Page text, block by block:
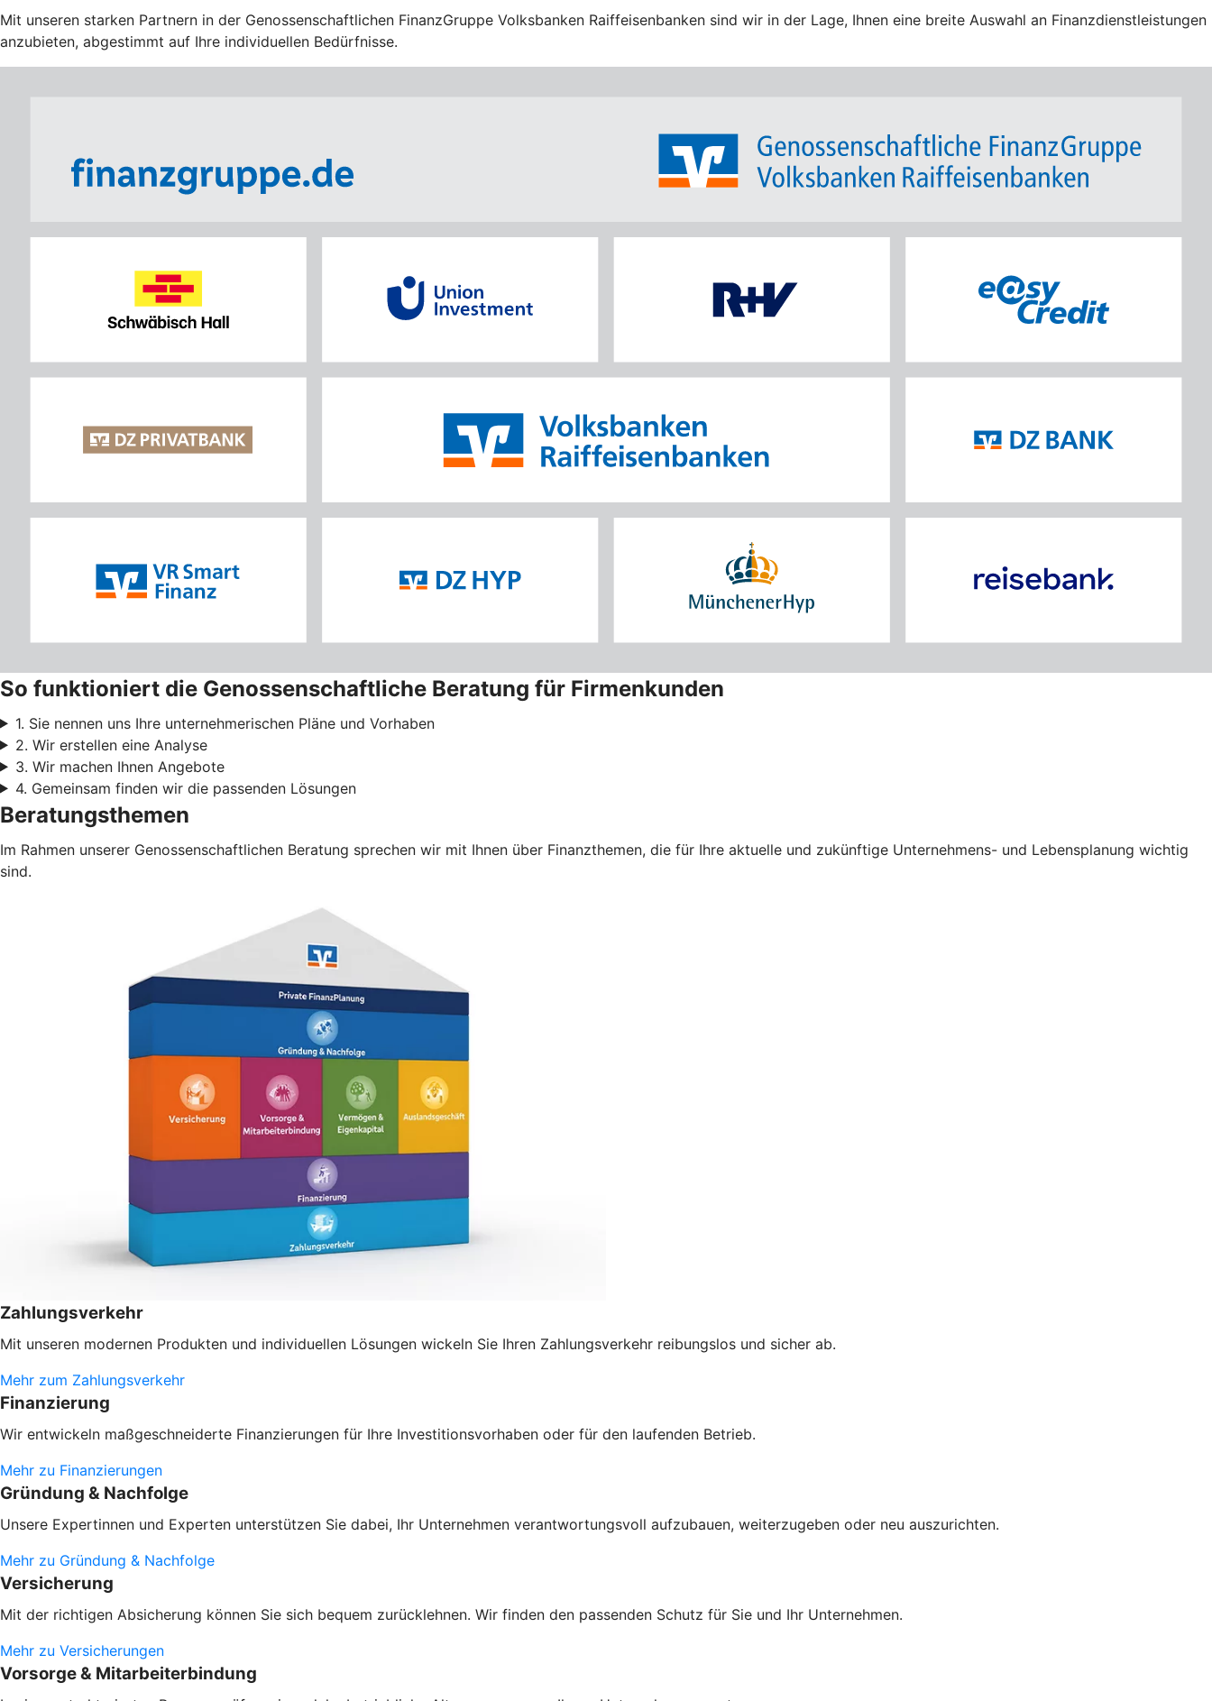
Mit unseren starken Partnern in der Genossenschaftlichen FinanzGruppe Volksbanken Raiffeisenbanken sind wir in der Lage, Ihnen eine breite Auswahl an Finanzdienstleistungen
anzubieten, abgestimmt auf Ihre individuellen Bedürfnisse.
So funktioniert die Genossenschaftliche Beratung für Firmenkunden
1. Sie nennen uns Ihre unternehmerischen Pläne und Vorhaben
2. Wir erstellen eine Analyse
3. Wir machen Ihnen Angebote
4. Gemeinsam finden wir die passenden Lösungen
Beratungsthemen
Im Rahmen unserer Genossenschaftlichen Beratung sprechen wir mit Ihnen über Finanzthemen, die für Ihre aktuelle und zukünftige Unternehmens- und Lebensplanung wichtig
sind.
Zahlungsverkehr
Mit unseren modernen Produkten und individuellen Lösungen wickeln Sie Ihren Zahlungsverkehr reibungslos und sicher ab.
Mehr zum Zahlungsverkehr
Finanzierung
Wir entwickeln maßgeschneiderte Finanzierungen für Ihre Investitionsvorhaben oder für den laufenden Betrieb.
Mehr zu Finanzierungen
Gründung & Nachfolge
Unsere Expertinnen und Experten unterstützen Sie dabei, Ihr Unternehmen verantwortungsvoll aufzubauen, weiterzugeben oder neu auszurichten.
Mehr zu Gründung & Nachfolge
Versicherung
Mit der richtigen Absicherung können Sie sich bequem zurücklehnen. Wir finden den passenden Schutz für Sie und Ihr Unternehmen.
Mehr zu Versicherungen
Vorsorge & Mitarbeiterbindung